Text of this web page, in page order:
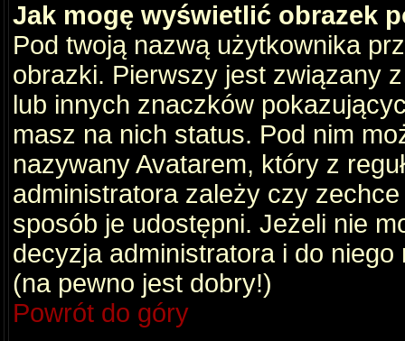
Jak mogę wyświetlić obrazek
Pod twoją nazwą użytkownika
obrazki. Pierwszy jest związany
lub innych znaczków
masz na nich status. Pod nim
nazywany Avatarem, który z
administratora zależy czy
sposób je udostępni. Jeżeli nie
decyzja administratora i do
(na pewno jest dobry!)
Powrót do góry